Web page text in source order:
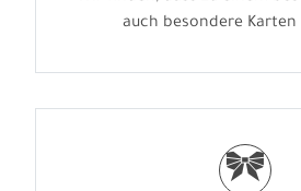
auch besondere
r